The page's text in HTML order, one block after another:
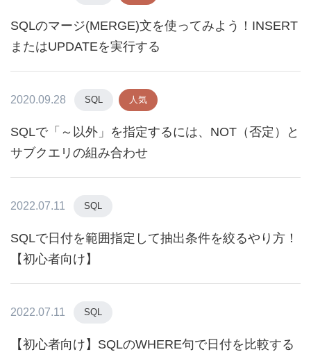
SQLのマージ(MERGE)文を使ってみよう！INSERT
またはUPDATEを実行する
2020.09.28 SQL 人気
SQLで「～以外」を指定するには、NOT（否定）と
サブクエリの組み合わせ
2022.07.11 SQL
SQLで日付を範囲指定して抽出条件を絞るやり方！
【初心者向け】
2022.07.11 SQL
【初心者向け】SQLのWHERE句で日付を比較する